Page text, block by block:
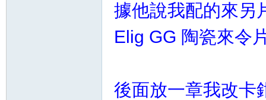
據他說我配的來另
Elig GG 陶瓷來令
後面放一章我改卡